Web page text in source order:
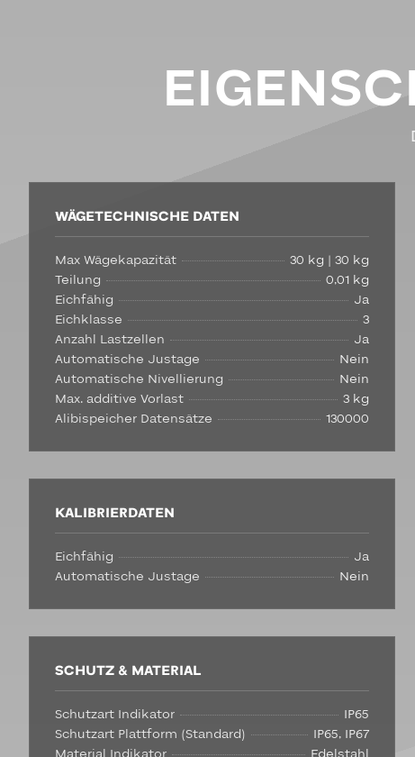
WÄGETECHNISCHE DATEN
Max Wägekapazität
30 kg | 30 kg
Teilung
0,01 kg
Eichfähig
Ja
Eichklasse
3
Anzahl Lastzellen
Ja
Automatische Justage
Nein
Automatische Nivellierung
Nein
Max. additive Vorlast
3 kg
Alibispeicher Datensätze
130000
KALIBRIERDATEN
Eichfähig
Ja
Automatische Justage
Nein
SCHUTZ & MATERIAL
Schutzart Indikator
IP65
Schutzart Plattform (Standard)
IP65, IP67